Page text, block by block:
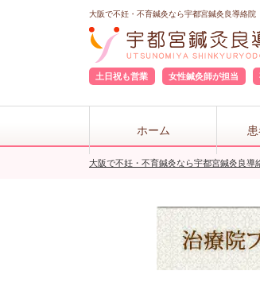
大阪で不妊・不育鍼灸なら宇都宮鍼灸良導絡院
土日祝も営業 女性鍼灸師が担当
ホーム
大阪で不妊・不育鍼灸なら宇都宮鍼灸良導